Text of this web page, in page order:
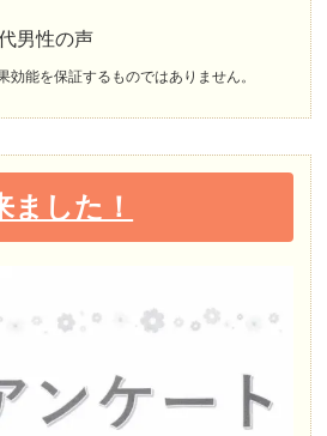
男性の声
能を保証するものではありません。
ました！